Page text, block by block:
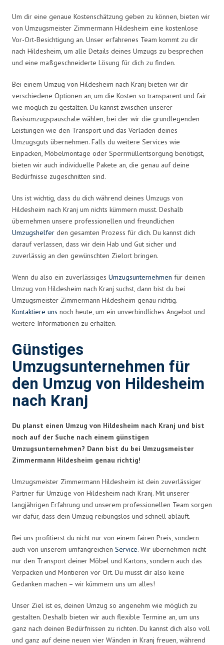
Um dir eine genaue Kostenschätzung geben zu können, bieten wir
von Umzugsmeister Zimmermann Hildesheim eine kostenlose
Vor-Ort-Besichtigung an. Unser erfahrenes Team kommt zu dir
nach Hildesheim, um alle Details deines Umzugs zu besprechen
und eine maßgeschneiderte Lösung für dich zu finden.
Bei einem Umzug von Hildesheim nach Kranj bieten wir dir
verschiedene Optionen an, um die Kosten so transparent und fair
wie möglich zu gestalten. Du kannst zwischen unserer
Basisumzugspauschale wählen, bei der wir die grundlegenden
Leistungen wie den Transport und das Verladen deines
Umzugsguts übernehmen. Falls du weitere Services wie
Einpacken, Möbelmontage oder Sperrmüllentsorgung benötigst,
bieten wir auch individuelle Pakete an, die genau auf deine
Bedürfnisse zugeschnitten sind.
Uns ist wichtig, dass du dich während deines Umzugs von
Hildesheim nach Kranj um nichts kümmern musst. Deshalb
übernehmen unsere professionellen und freundlichen
Umzugshelfer den gesamten Prozess für dich. Du kannst dich
darauf verlassen, dass wir dein Hab und Gut sicher und
zuverlässig an den gewünschten Zielort bringen.
Wenn du also ein zuverlässiges Umzugsunternehmen für deinen
Umzug von Hildesheim nach Kranj suchst, dann bist du bei
Umzugsmeister Zimmermann Hildesheim genau richtig.
Kontaktiere uns noch heute, um ein unverbindliches Angebot und
weitere Informationen zu erhalten.
Günstiges
Umzugsunternehmen für
den Umzug von Hildesheim
nach Kranj
Du planst einen Umzug von Hildesheim nach Kranj und bist
noch auf der Suche nach einem günstigen
Umzugsunternehmen? Dann bist du bei Umzugsmeister
Zimmermann Hildesheim genau richtig!
Umzugsmeister Zimmermann Hildesheim ist dein zuverlässiger
Partner für Umzüge von Hildesheim nach Kranj. Mit unserer
langjährigen Erfahrung und unserem professionellen Team sorgen
wir dafür, dass dein Umzug reibungslos und schnell abläuft.
Bei uns profitierst du nicht nur von einem fairen Preis, sondern
auch von unserem umfangreichen Service. Wir übernehmen nicht
nur den Transport deiner Möbel und Kartons, sondern auch das
Verpacken und Montieren vor Ort. Du musst dir also keine
Gedanken machen – wir kümmern uns um alles!
Unser Ziel ist es, deinen Umzug so angenehm wie möglich zu
gestalten. Deshalb bieten wir auch flexible Termine an, um uns
ganz nach deinen Bedürfnissen zu richten. Du kannst dich also voll
und ganz auf deine neuen vier Wänden in Kranj freuen, während